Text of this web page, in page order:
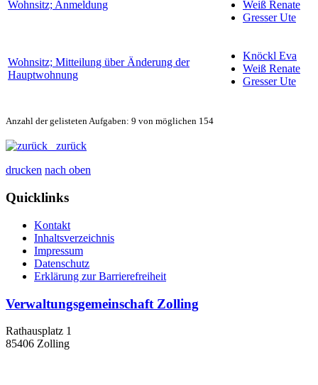
Wohnsitz; Anmeldung
Weiß Renate
Gresser Ute
Wohnsitz; Mitteilung über Änderung der
Hauptwohnung
Knöckl Eva
Weiß Renate
Gresser Ute
Anzahl der gelisteten Aufgaben: 9 von möglichen 154
zurück
drucken nach oben
Quicklinks
Kontakt
Inhaltsverzeichnis
Impressum
Datenschutz
Erklärung zur Barrierefreiheit
Verwaltungsgemeinschaft Zolling
Rathausplatz 1
85406 Zolling